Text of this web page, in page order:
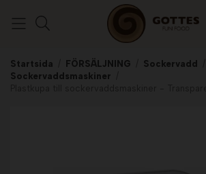
Startsida FÖRSÄLJNING Sockervadd
Sockervaddsmaskiner